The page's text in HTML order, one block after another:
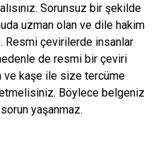
Sorunsuz bir şekilde
uzman olan ve dile hakim
Resmi çevirilerde insanlar
de resmi bir çeviri
ve kaşe ile size tercüme
Böylece belgeniz
yaşanmaz.